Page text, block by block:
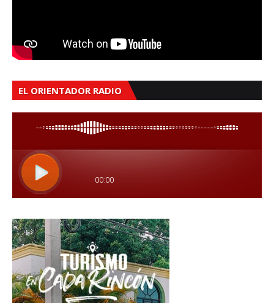
EL ORIENTADOR RADIO